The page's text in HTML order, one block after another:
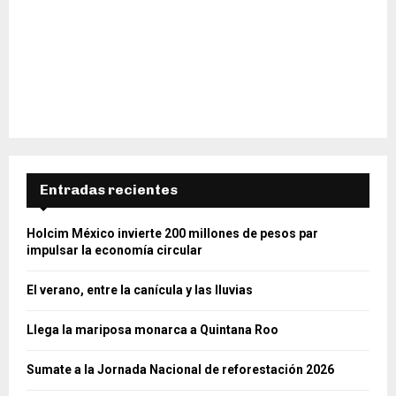
Entradas recientes
Holcim México invierte 200 millones de pesos par
impulsar la economía circular
El verano, entre la canícula y las lluvias
Llega la mariposa monarca a Quintana Roo
Sumate a la Jornada Nacional de reforestación 2026